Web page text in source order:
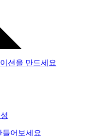
션을 만드세요
어보세요